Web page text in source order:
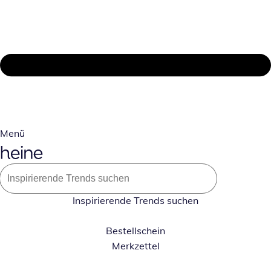
Menü
Inspirierende Trends suchen
Bestellschein
Merkzettel